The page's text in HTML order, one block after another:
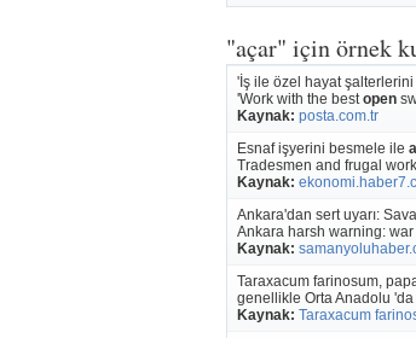
"açar" için örnek
'İş ile özel hayat şalterlerini
'Work with the bestopen
Kaynak: posta.com.tr
Esnaf işyerini besmele ile
Tradesmen and frugal
Kaynak:
Ankara'dan sert uyarı:
Ankara harsh warning: war
Kaynak:
Taraxacum farinosum,
genellikle Orta Anadolu 'da
Kaynak: Taraxacum